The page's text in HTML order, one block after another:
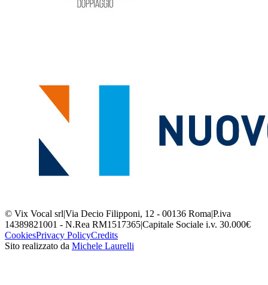
© Vix Vocal srl|Via Decio Filipponi, 12 - 00136 Roma|P.iva
14389821001 - N.Rea RM1517365|Capitale Sociale i.v. 30.000€
CookiesPrivacy PolicyCredits
Sito realizzato da Michele Laurelli